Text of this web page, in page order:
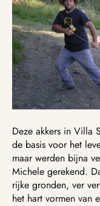
Deze akkers in Villa
de basis voor het
maar werden bijna
Michele gerekend.
rijke gronden, ver
het hart vormen van